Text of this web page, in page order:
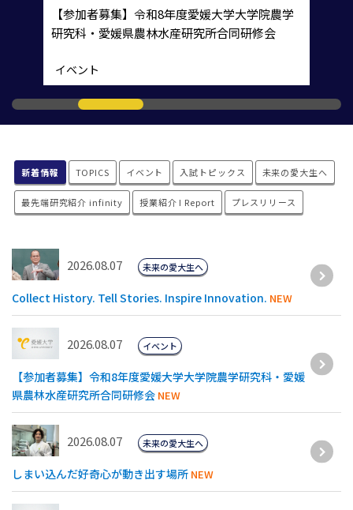
【参加者募集】令和8年度愛媛⼤学⼤学院農学
研究科・愛媛県農林⽔産研究所合同研修会
イベント
新着情報 TOPICS イベント 入試トピックス 未来の愛大生へ
最先端研究紹介 infinity 授業紹介 I Report プレスリリース
2026.08.07
Collect History. Tell Stories. Inspire Innovation. NEW
未来の愛大生へ
2026.08.07
【参加者募集】令和8年度愛媛⼤学⼤学院農学研究科・愛媛
県農林⽔産研究所合同研修会 NEW
イベント
2026.08.07
しまい込んだ好奇心が動き出す場所 NEW
未来の愛大生へ